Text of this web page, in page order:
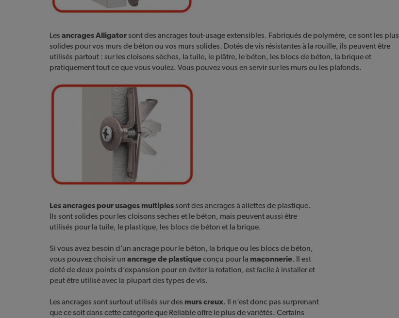
Les ancrages Alligatorsont des ancrages tout-usage extensibles. Fabriqués de polymère, ce sont les plus
solides pour vos murs de béton ou vos murs solides. Dotés de vis résistantes à la rouille, ils peuvent être
utilisés partout : sur les cloisons sèches, la tuile, le plâtre, le béton, les blocs de béton, la brique et
pratiquement tout ce que vous voulez. Vous pouvez vous en servir sur les murs ou les plafonds.
Les ancrages pour usages multiplessont des ancrages à ailettes de plastique.
Ils sont solides pour les cloisons sèches et le béton, mais peuvent aussi être
utilisés pour la tuile, le plastique, les blocs de béton et la brique.
Si vous avez besoin d’un ancrage pour le béton, la brique ou les blocs de béton,
vous pouvez choisir un ancrage de plastiqueconçu pour la maçonnerie. Il est
doté de deux points d’expansion pour en éviter la rotation, est facile à installer et
peut être utilisé avec la plupart des types de vis.
Les ancrages sont surtout utilisés sur des murs creux. Il n’est donc pas surprenant
que ce soit dans cette catégorie que Reliable offre le plus de variétés. Certains